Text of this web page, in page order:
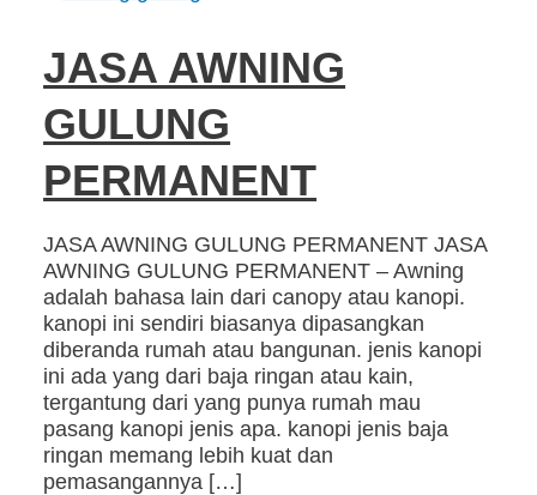
JASA AWNING
GULUNG
PERMANENT
JASA AWNING GULUNG PERMANENT JASA
AWNING GULUNG PERMANENT – Awning
adalah bahasa lain dari canopy atau kanopi.
kanopi ini sendiri biasanya dipasangkan
diberanda rumah atau bangunan. jenis kanopi
ini ada yang dari baja ringan atau kain,
tergantung dari yang punya rumah mau
pasang kanopi jenis apa. kanopi jenis baja
ringan memang lebih kuat dan
pemasangannya […]